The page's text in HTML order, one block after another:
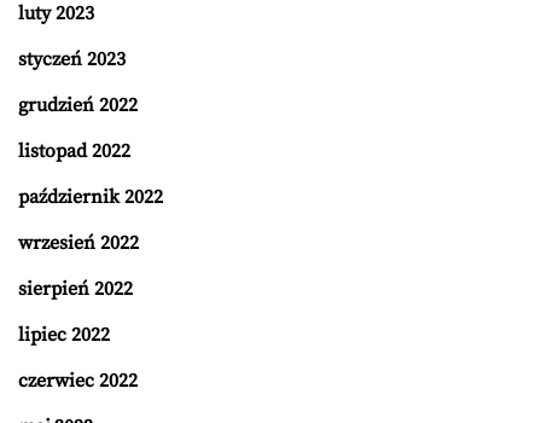
luty 2023
styczeń 2023
grudzień 2022
listopad 2022
październik 2022
wrzesień 2022
sierpień 2022
lipiec 2022
czerwiec 2022